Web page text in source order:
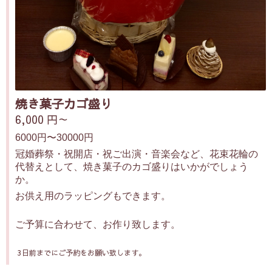
焼き菓子カゴ盛り
6,000 円～
6000円〜30000円
冠婚葬祭・祝開店・祝ご出演・音楽会など、花束花輪の
代替えとして、焼き菓子のカゴ盛りはいかがでしょう
か。
お供え用のラッピングもできます。
ご予算に合わせて、お作り致します。
3日前までにご予約をお願い致します。